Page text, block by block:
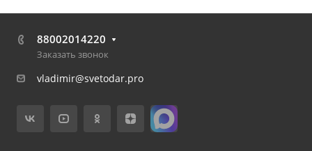
88002014220
Заказать звонок
vladimir@svetodar.pro